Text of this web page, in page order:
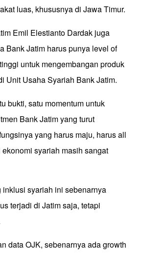
luas, khususnya di Jawa Timur.
Emil Elestianto Dardak juga
Bank Jatim harus punya level of
untuk mengembangan produk
Unit Usaha Syariah Bank Jatim.
bukti, satu momentum untuk
Bank Jatim yang turut
yang harus maju, harus all
syariah masih sangat
inklusi syariah ini sebenarnya
terjadi di Jatim saja, tetapi
data OJK, sebenarnya ada growth